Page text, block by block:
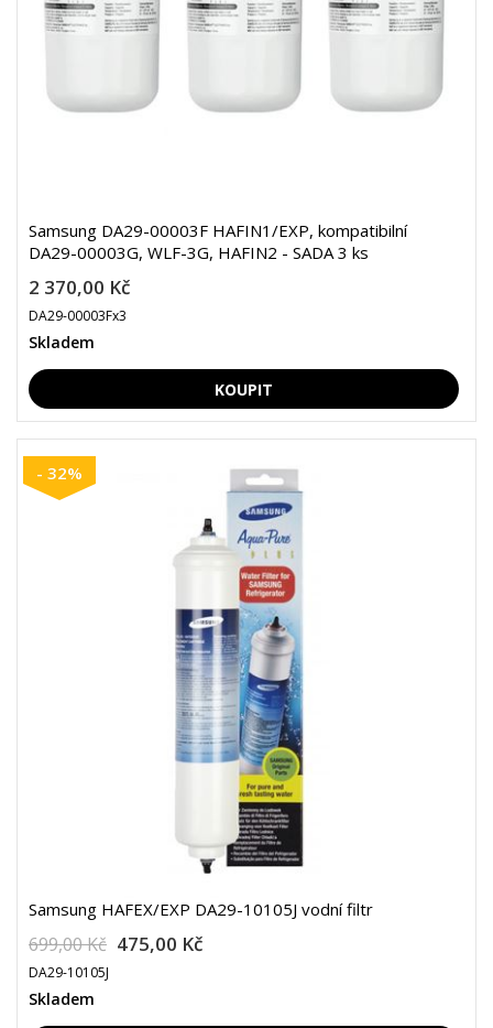
Samsung DA29-00003F HAFIN1/EXP, kompatibilní
DA29-00003G, WLF-3G, HAFIN2 - SADA 3 ks
2 370,00 Kč
DA29-00003Fx3
Skladem
- 32%
Samsung HAFEX/EXP DA29-10105J vodní filtr
699,00 Kč 475,00 Kč
DA29-10105J
Skladem